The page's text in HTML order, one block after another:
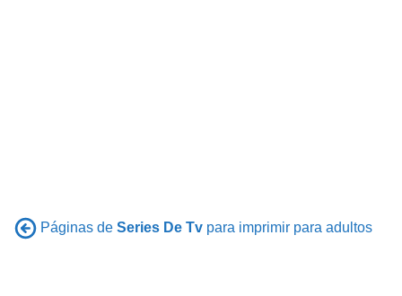
Páginas de Series De Tv para imprimir para adultos